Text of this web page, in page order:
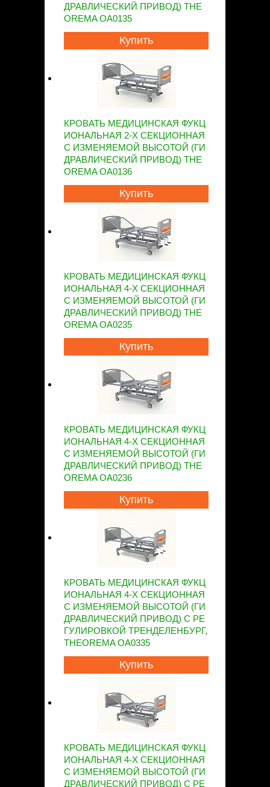
ДРАВЛИЧЕСКИЙ ПРИВОД) THE
OREMA OA0135
Купить
КРОВАТЬ МЕДИЦИНСКАЯ ФУКЦ
ИОНАЛЬНАЯ 2-Х СЕКЦИОННАЯ
С ИЗМЕНЯЕМОЙ ВЫСОТОЙ (ГИ
ДРАВЛИЧЕСКИЙ ПРИВОД) THE
OREMA OA0136
Купить
КРОВАТЬ МЕДИЦИНСКАЯ ФУКЦ
ИОНАЛЬНАЯ 4-Х СЕКЦИОННАЯ
С ИЗМЕНЯЕМОЙ ВЫСОТОЙ (ГИ
ДРАВЛИЧЕСКИЙ ПРИВОД) THE
OREMA OA0235
Купить
КРОВАТЬ МЕДИЦИНСКАЯ ФУКЦ
ИОНАЛЬНАЯ 4-Х СЕКЦИОННАЯ
С ИЗМЕНЯЕМОЙ ВЫСОТОЙ (ГИ
ДРАВЛИЧЕСКИЙ ПРИВОД) THE
OREMA OA0236
Купить
КРОВАТЬ МЕДИЦИНСКАЯ ФУКЦ
ИОНАЛЬНАЯ 4-Х СЕКЦИОННАЯ
С ИЗМЕНЯЕМОЙ ВЫСОТОЙ (ГИ
ДРАВЛИЧЕСКИЙ ПРИВОД) С РЕ
ГУЛИРОВКОЙ ТРЕНДЕЛЕНБУРГ,
THEOREMA OA0335
Купить
КРОВАТЬ МЕДИЦИНСКАЯ ФУКЦ
ИОНАЛЬНАЯ 4-Х СЕКЦИОННАЯ
С ИЗМЕНЯЕМОЙ ВЫСОТОЙ (ГИ
ДРАВЛИЧЕСКИЙ ПРИВОД) С РЕ